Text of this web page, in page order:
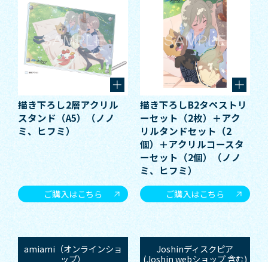
描き下ろし2層アクリル
スタンド（A5）（ノノ
ミ、ヒフミ）
ご購入はこちら
描き下ろしB2タペストリ
ーセット（2枚）＋アク
リルタンドセット（2
個）＋アクリルコースタ
ーセット（2個）（ノノ
ミ、ヒフミ）
ご購入はこちら
amiami（オンラインショ
ップ）
Joshinディスクピア
(Joshin webショップ 含む)